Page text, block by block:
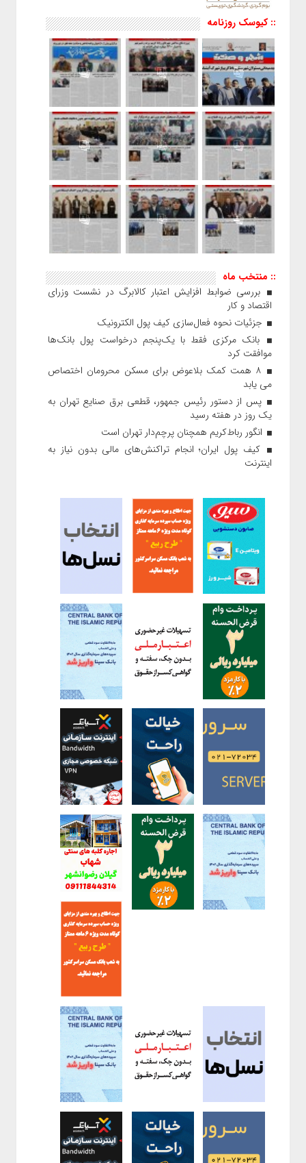
:: کیوسک روزنامه
:: منتخب ماه
بررسی ضوابط افزایش اعتبار کالابرگ در نشست وزرای
اقتصاد و کار
جزئیات نحوه فعال‌سازی کیف پول الکترونیک
بانک مرکزی فقط با یک‌‎پنجم درخواست پول بانک‌ها
موافقت کرد
۸ همت کمک بلاعوض برای مسکن محرومان اختصاص
می یابد
پس از دستور رئیس‌ جمهور، قطعی برق صنایع تهران به
یک روز در هفته رسید
انگور رباط‌کریم همچنان پرچم‌دار تهران است
کیف پول ایران؛ انجام تراکنش‌های مالی بدون نیاز به
اینترنت